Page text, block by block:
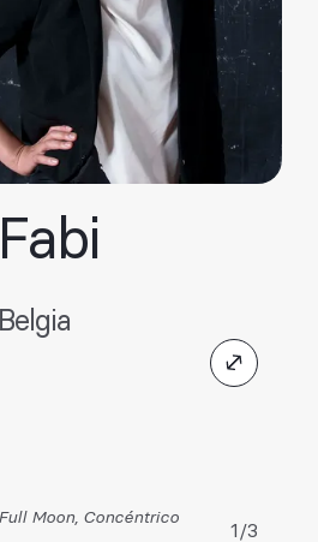
Moon, Concéntrico
1/3